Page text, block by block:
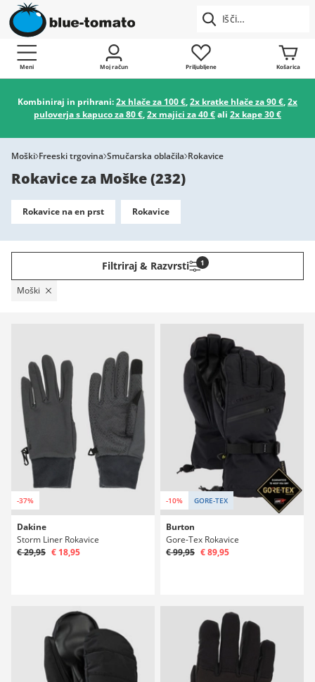
Meni Moj račun Priljubljene Košarica
Kombiniraj in prihrani:2x hlače za 100 €,2x kratke hlače za 90 €,2x
puloverja s kapuco za 80 €,2x majici za 40 €ali 2x kape 30 €
Moški Freeski trgovina Smučarska oblačila Rokavice
Rokavice za Moške(232)
Rokavice na en prst Rokavice
Filtriraj & Razvrsti 1
Moški
-37%
Dakine
Storm Liner Rokavice
€ 29,95 € 18,95
-10% GORE-TEX
Burton
Gore-Tex Rokavice
€ 99,95 € 89,95